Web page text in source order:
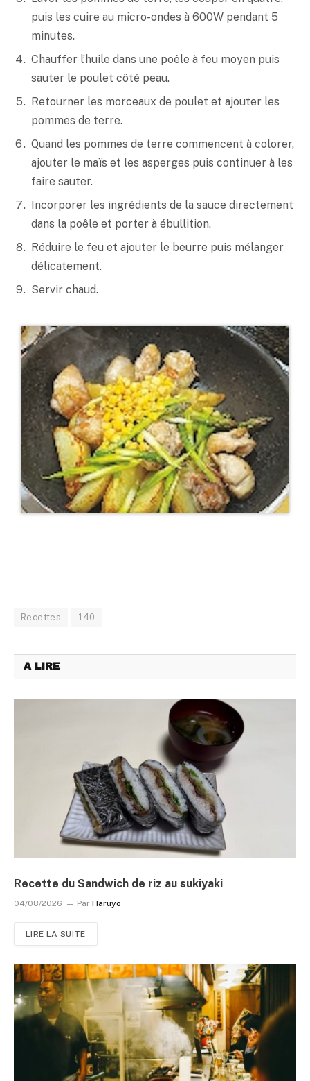
puis les cuire au micro-ondes à 600W pendant 5
minutes.
Chauffer l’huile dans une poêle à feu moyen puis
sauter le poulet côté peau.
Retourner les morceaux de poulet et ajouter les
pommes de terre.
Quand les pommes de terre commencent à colorer,
ajouter le maïs et les asperges puis continuer à les
faire sauter.
Incorporer les ingrédients de la sauce directement
dans la poêle et porter à ébullition.
Réduire le feu et ajouter le beurre puis mélanger
délicatement.
Servir chaud.
Recettes 140
A LIRE
Recette du Sandwich de riz au sukiyaki
04/08/2026 Par Haruyo
LIRE LA SUITE